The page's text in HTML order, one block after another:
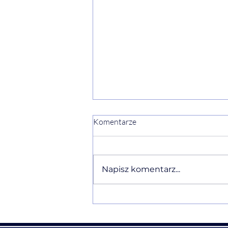
Komentarze
Napisz komentarz...